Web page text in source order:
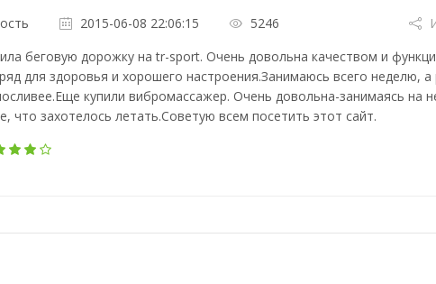
2015-06-08 22:06:15 5246
беговую дорожку на tr-sport. Очень довольна качеством и
для здоровья и хорошего настроения.Занимаюсь всего неделю,
купили вибромассажер. Очень довольна-занимаясь на
что захотелось летать.Советую всем посетить этот сайт.